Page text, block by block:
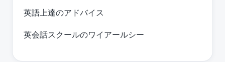
英語上達のアドバイス
英会話スクールのワイアールシー